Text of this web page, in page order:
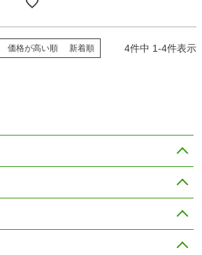
価格が高い順 新着順 4件中 1-4件表示